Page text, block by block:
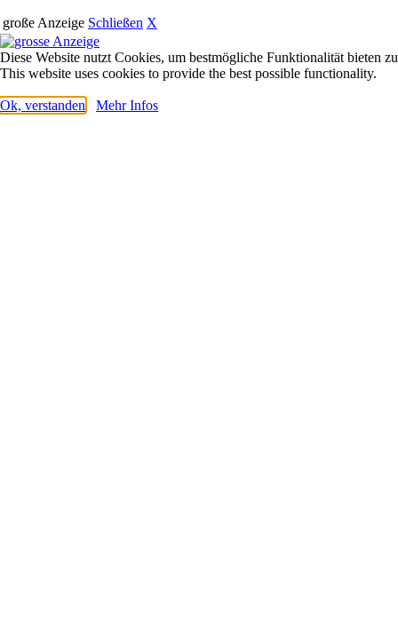
große Anzeige Schließen X
Diese Website nutzt Cookies, um bestmögliche Funktionalität bieten
This website uses cookies to provide the best possible functionality.
Ok, verstanden Mehr Infos